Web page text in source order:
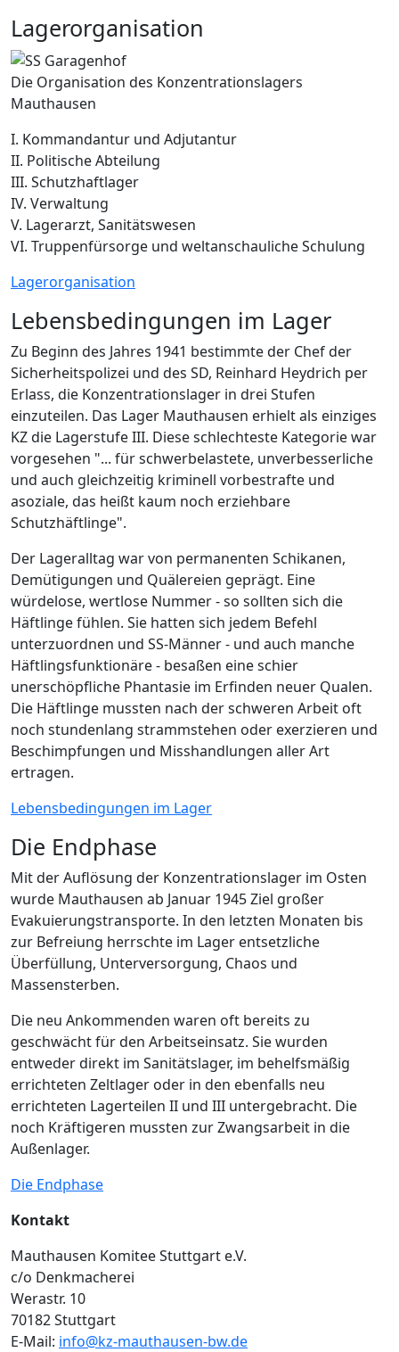
Lagerorganisation
Die Organisation des Konzentrationslagers
Mauthausen
I. Kommandantur und Adjutantur
II. Politische Abteilung
III. Schutzhaftlager
IV. Verwaltung
V. Lagerarzt, Sanitätswesen
VI. Truppenfürsorge und weltanschauliche Schulung
Lagerorganisation
Lebensbedingungen im Lager
Zu Beginn des Jahres 1941 bestimmte der Chef der
Sicherheitspolizei und des SD, Reinhard Heydrich per
Erlass, die Konzentrationslager in drei Stufen
einzuteilen. Das Lager Mauthausen erhielt als einziges
KZ die Lagerstufe III. Diese schlechteste Kategorie war
vorgesehen "... für schwerbelastete, unverbesserliche
und auch gleichzeitig kriminell vorbestrafte und
asoziale, das heißt kaum noch erziehbare
Schutzhäftlinge".
Der Lageralltag war von permanenten Schikanen,
Demütigungen und Quälereien geprägt. Eine
würdelose, wertlose Nummer - so sollten sich die
Häftlinge fühlen. Sie hatten sich jedem Befehl
unterzuordnen und SS-Männer - und auch manche
Häftlingsfunktionäre - besaßen eine schier
unerschöpfliche Phantasie im Erfinden neuer Qualen.
Die Häftlinge mussten nach der schweren Arbeit oft
noch stundenlang strammstehen oder exerzieren und
Beschimpfungen und Misshandlungen aller Art
ertragen.
Lebensbedingungen im Lager
Die Endphase
Mit der Auflösung der Konzentrationslager im Osten
wurde Mauthausen ab Januar 1945 Ziel großer
Evakuierungstransporte. In den letzten Monaten bis
zur Befreiung herrschte im Lager entsetzliche
Überfüllung, Unterversorgung, Chaos und
Massensterben.
Die neu Ankommenden waren oft bereits zu
geschwächt für den Arbeitseinsatz. Sie wurden
entweder direkt im Sanitätslager, im behelfsmäßig
errichteten Zeltlager oder in den ebenfalls neu
errichteten Lagerteilen II und III untergebracht. Die
noch Kräftigeren mussten zur Zwangsarbeit in die
Außenlager.
Die Endphase
Kontakt
Mauthausen Komitee Stuttgart e.V.
c/o Denkmacherei
Werastr. 10
70182 Stuttgart
E-Mail: info@kz-mauthausen-bw.de